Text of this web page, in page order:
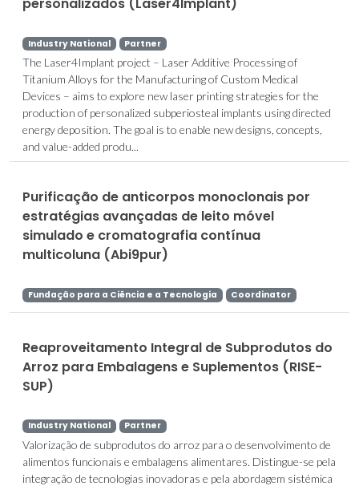
Industry National Partner
The Laser4Implant project – Laser Additive Processing of
Titanium Alloys for the Manufacturing of Custom Medical
Devices – aims to explore new laser printing strategies for the
production of personalized subperiosteal implants using directed
energy deposition. The goal is to enable new designs, concepts,
and value-added produ...
Purificação de anticorpos monoclonais por
estratégias avançadas de leito móvel
simulado e cromatografia contínua
multicoluna (Abi9pur)
Fundação para a Ciência e a Tecnologia Coordinator
Reaproveitamento Integral de Subprodutos do
Arroz para Embalagens e Suplementos (RISE-
SUP)
Industry National Partner
Valorização de subprodutos do arroz para o desenvolvimento de
alimentos funcionais e embalagens alimentares. Distingue-se pela
integração de tecnologias inovadoras e pela abordagem sistémica